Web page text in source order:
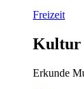
Freizeit
Kultur
Erkunde